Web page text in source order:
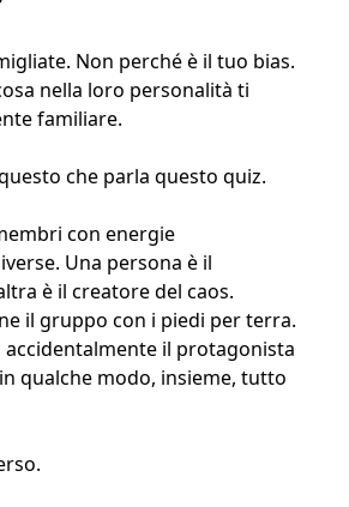
Non perché è il tuo bias.
nella loro personalità ti
familiare.
che parla questo quiz.
con energie
Una persona è il
è il creatore del caos.
il gruppo con i piedi per terra.
il protagonista
qualche modo, insieme, tutto